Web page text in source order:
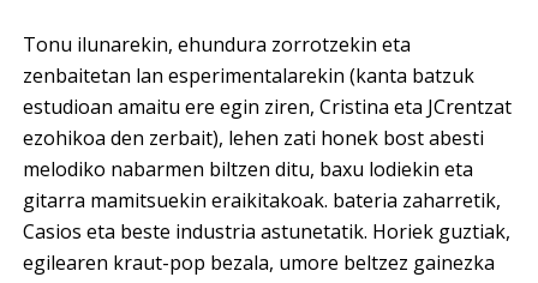
Tonu ilunarekin, ehundura zorrotzekin eta
zenbaitetan lan esperimentalarekin (kanta batzuk
estudioan amaitu ere egin ziren, Cristina eta JCrentzat
ezohikoa den zerbait), lehen zati honek bost abesti
melodiko nabarmen biltzen ditu, baxu lodiekin eta
gitarra mamitsuekin eraikitakoak. bateria zaharretik,
Casios eta beste industria astunetatik. Horiek guztiak,
egilearen kraut-pop bezala, umore beltzez gainezka